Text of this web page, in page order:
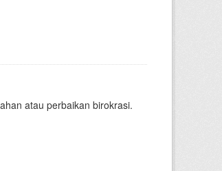
atau perbaikan birokrasi.